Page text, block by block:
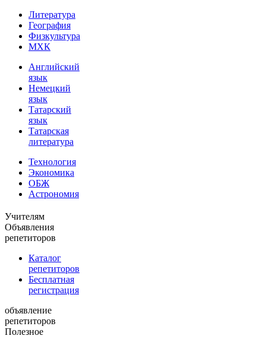
Литература
География
Физкультура
МХК
Английский
язык
Немецкий
язык
Татарский
язык
Татарская
литература
Технология
Экономика
ОБЖ
Астрономия
Учителям
Объявления
репетиторов
Каталог
репетиторов
Бесплатная
регистрация
объявление
репетиторов
Полезное